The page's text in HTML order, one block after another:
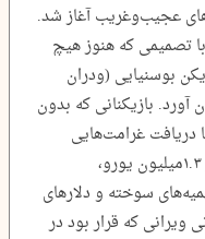
عجیب‌وغریب آغاز شد.
تصمیمی که هنوز هیچ
بوسنیایی (ودران
بازیکنانی که بدون
دریافت غرامت‌هایی
سنگین و بر جای گذاشتن هزینه‌ای بالغ بر ۱.۳‌میلیون یورو،
سوخته و دلارهای
ویرانی که قرار بود در